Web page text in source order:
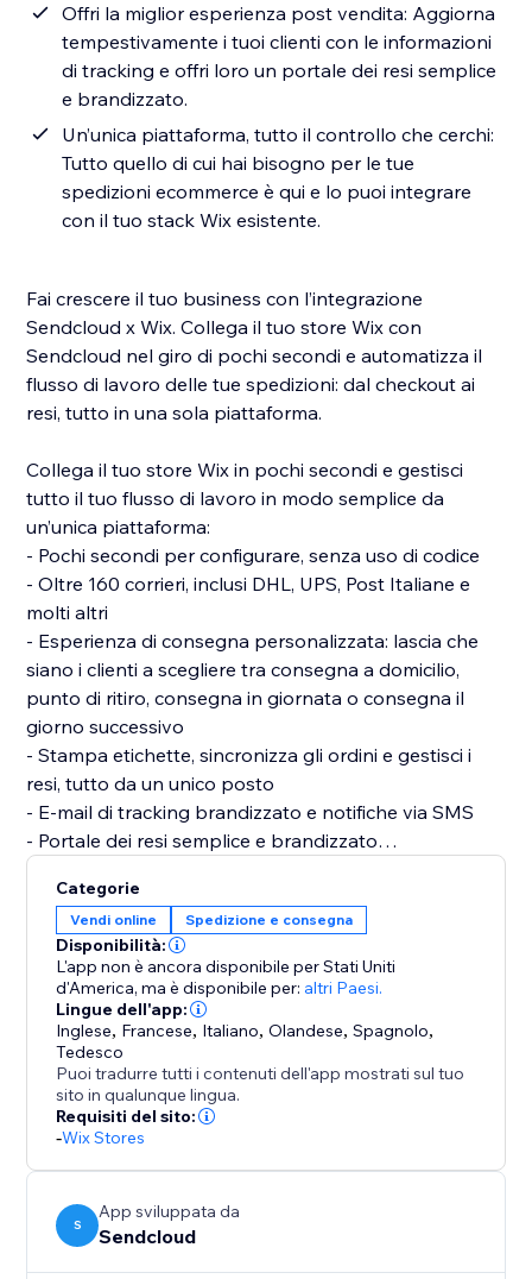
Offri la miglior esperienza post vendita: Aggiorna
tempestivamente i tuoi clienti con le informazioni
di tracking e offri loro un portale dei resi semplice
e brandizzato.
Un’unica piattaforma, tutto il controllo che cerchi:
Tutto quello di cui hai bisogno per le tue
spedizioni ecommerce è qui e lo puoi integrare
con il tuo stack Wix esistente.
Fai crescere il tuo business con l’integrazione
Sendcloud x Wix. Collega il tuo store Wix con
Sendcloud nel giro di pochi secondi e automatizza il
flusso di lavoro delle tue spedizioni: dal checkout ai
resi, tutto in una sola piattaforma.
Collega il tuo store Wix in pochi secondi e gestisci
tutto il tuo flusso di lavoro in modo semplice da
un’unica piattaforma:
- Pochi secondi per configurare, senza uso di codice
- Oltre 160 corrieri, inclusi DHL, UPS, Post Italiane e
molti altri
- Esperienza di consegna personalizzata: lascia che
siano i clienti a scegliere tra consegna a domicilio,
punto di ritiro, consegna in giornata o consegna il
giorno successivo
- Stampa etichette, sincronizza gli ordini e gestisci i
resi, tutto da un unico posto
- E-mail di tracking brandizzato e notifiche via SMS
- Portale dei resi semplice e brandizzato
un’unica dashboard
Categorie
Vendi online Spedizione e consegna
Disponibilità:
L'app non è ancora disponibile per Stati Uniti
d'America,ma è disponibile per: altri Paesi.
Lingue dell'app:
Inglese, Francese, Italiano,Olandese,Spagnolo,
Tedesco
Puoi tradurre tutti i contenuti dell'app mostrati sul tuo
sito in qualunque lingua.
Requisiti del sito:
-Wix Stores
S
App sviluppata da
Sendcloud